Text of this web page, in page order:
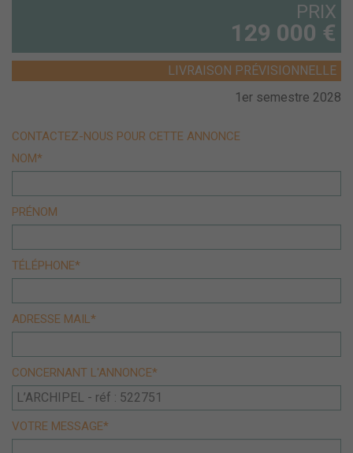
PRIX
129 000 €
LIVRAISON PRÉVISIONNELLE
1er semestre 2028
CONTACTEZ-NOUS POUR CETTE ANNONCE
NOM*
PRÉNOM
TÉLÉPHONE*
ADRESSE MAIL*
CONCERNANT L'ANNONCE*
VOTRE MESSAGE*